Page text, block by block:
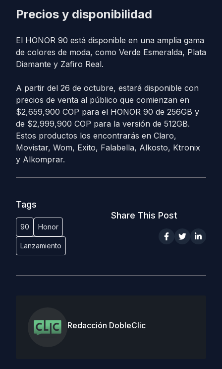
Precios y disponibilidad
El HONOR 90 está disponible en una amplia gama
de colores de moda, como Verde Esmeralda, Plata
Diamante y Zafiro Real.
A partir del 26 de octubre, estará disponible con
precios de venta al público que comienzan en
$2,659,900 COP para el HONOR 90 de 256GB y
de $2,999,900 COP para la versión de 512GB.
Estos productos los encontrarás en Claro,
Movistar, Wom, Exito, Falabella, Alkosto, Ktronix
y Alkomprar.
Tags
90 Honor
Lanzamiento
Share This Post
Redacción DobleClic